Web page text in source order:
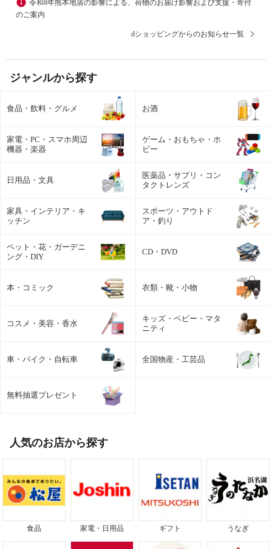
令和8年熊本地震の影響による、荷物のお届け影響および支援・寄付
のご案内
dショッピングからのお知らせ一覧
ジャンルから探す
食品・飲料・グルメ お酒
家電・PC・スマホ周辺
機器・楽器
ゲーム・おもちゃ・ホ
ビー
日用品・文具
医薬品・サプリ・コン
タクトレンズ
家具・インテリア・キ
ッチン
スポーツ・アウトド
ア・釣り
ペット・花・ガーデニ
ング・DIY
CD・DVD
本・コミック 衣類・靴・小物
コスメ・美容・香水
キッズ・ベビー・マタ
ニティ
車・バイク・自転車 全国物産・工芸品
無料抽選プレゼント
人気のお店から探す
食品 家電・日用品 ギフト うなぎ